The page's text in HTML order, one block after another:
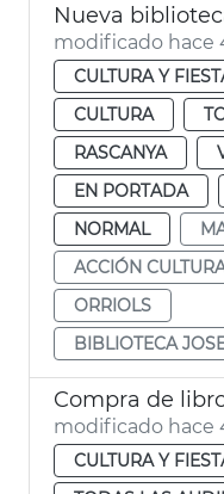
Nueva
modificado hace
CULTURA Y
CULTURA
RASCANYA
EN PORTADA
NORMAL
ACCIÓN
ORRIOLS
BIBLIOTECA
Compra de
modificado hace
CULTURA Y